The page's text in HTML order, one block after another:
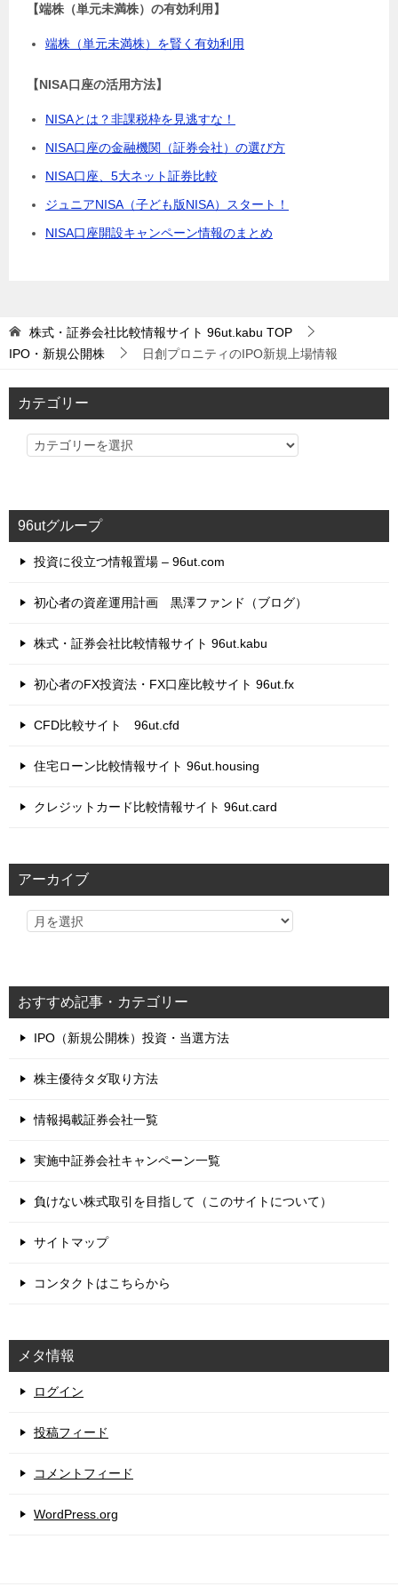
【端株（単元未満株）の有効利用】
端株（単元未満株）を賢く有効利用
【NISA口座の活用方法】
NISAとは？非課税枠を見逃すな！
NISA口座の金融機関（証券会社）の選び方
NISA口座、5大ネット証券比較
ジュニアNISA（子ども版NISA）スタート！
NISA口座開設キャンペーン情報のまとめ
株式・証券会社比較情報サイト 96ut.kabu TOP
IPO・新規公開株
日創プロニティのIPO新規上場情報
カテゴリー
カ
リ
ー
96utグループ
投資に役立つ情報置場 – 96ut.com
初心者の資産運用計画 黒澤ファンド（ブログ）
株式・証券会社比較情報サイト 96ut.kabu
初心者のFX投資法・FX口座比較サイト 96ut.fx
CFD比較サイト 96ut.cfd
住宅ローン比較情報サイト 96ut.housing
クレジットカード比較情報サイト 96ut.card
アーカイブ
おすすめ記事・カテゴリー
IPO（新規公開株）投資・当選方法
株主優待タダ取り方法
情報掲載証券会社一覧
実施中証券会社キャンペーン一覧
負けない株式取引を目指して（このサイトについて）
サイトマップ
コンタクトはこちらから
メタ情報
ログイン
投稿フィード
コメントフィード
WordPress.org